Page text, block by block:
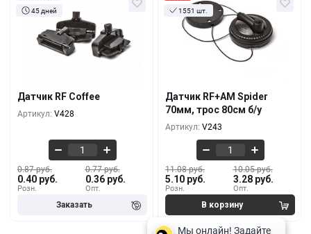
45 дней
Датчик RF Coffee
Артикул: V428
Розн.
0.87 руб.
0.40 руб.
Опт.
0.77 руб.
0.36 руб.
Кол-во За 1 шт.
0.87 руб.
5000+
10000+
1551 шт.
Датчик RF+AM Spider
70мм, трос 80см б/у
Артикул: V243
Розн.
11.08 руб.
5.10 руб.
Опт.
10.05 руб.
3.28 руб.
Кол-во За 1 шт.
11.08 руб.
1000+
4.74 руб.
10.44 руб.